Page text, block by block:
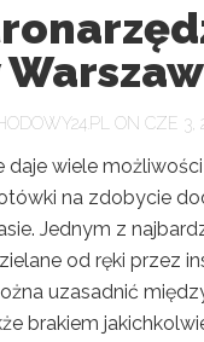
ON CZE 3,
wiele
na zdobycie
Jednym z
od ręki przez
uzasadnić
brakiem